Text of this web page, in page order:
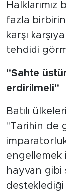
fazla
karşı
tehdidi
"Sahte
erdirilmeli"
Batılı
"Tarihin de
engellemek
hayvan gibi